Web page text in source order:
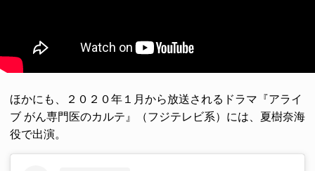
ほかにも、２０２０年１月から放送されるドラマ『アライ
ブ がん専門医のカルテ』（フジテレビ系）には、夏樹奈海
役で出演。